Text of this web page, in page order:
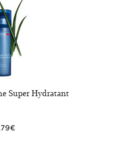
Super Hydratant